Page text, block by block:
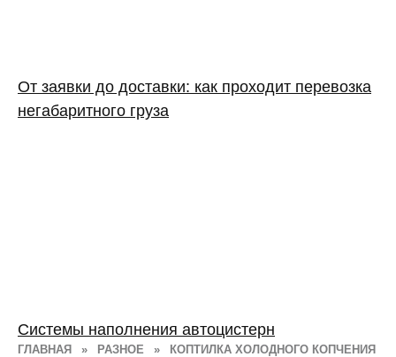
ГЛАВНАЯ » РАЗНОЕ »
КОПТИЛКА ХОЛОДНОГО КОПЧЕНИЯ
От заявки до доставки: как проходит перевозка
негабаритного груза
Системы наполнения автоцистерн